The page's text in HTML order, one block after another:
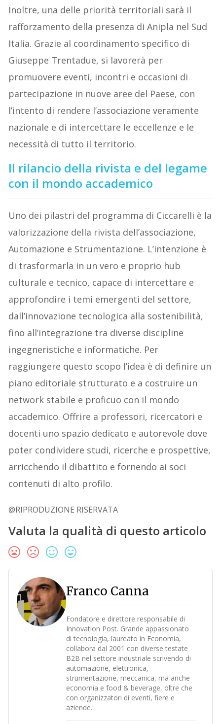
Inoltre, una delle priorità territoriali sarà il
rafforzamento della presenza di Anipla nel Sud
Italia. Grazie al coordinamento specifico di
Giuseppe Trentadue, si lavorerà per
promuovere eventi, incontri e occasioni di
partecipazione in nuove aree del Paese, con
l’intento di rendere l’associazione veramente
nazionale e di intercettare le eccellenze e le
necessità di tutto il territorio.
Il rilancio della rivista e del legame
con il mondo accademico
Uno dei pilastri del programma di Ciccarelli è la
valorizzazione della rivista dell’associazione,
Automazione e Strumentazione. L’intenzione è
di trasformarla in un vero e proprio hub
culturale e tecnico, capace di intercettare e
approfondire i temi emergenti del settore,
dall’innovazione tecnologica alla sostenibilità,
fino all’integrazione tra diverse discipline
ingegneristiche e informatiche. Per
raggiungere questo scopo l’idea è di definire un
piano editoriale strutturato e a costruire un
network stabile e proficuo con il mondo
accademico. Offrire a professori, ricercatori e
docenti uno spazio dedicato e autorevole dove
poter condividere studi, ricerche e prospettive,
arricchendo il dibattito e fornendo ai soci
contenuti di alto profilo.
@RIPRODUZIONE RISERVATA
Valuta la qualità di questo articolo
Franco Canna
Fondatore e direttore responsabile di
Innovation Post. Grande appassionato
di tecnologia, laureato in Economia,
collabora dal 2001 con diverse testate
B2B nel settore industriale scrivendo di
automazione, elettronica,
strumentazione, meccanica, ma anche
economia e food & beverage, oltre che
con organizzatori di eventi, fiere e
aziende.